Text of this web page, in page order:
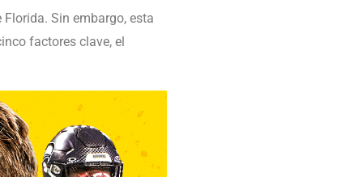
Sin embargo, esta
factores clave, el